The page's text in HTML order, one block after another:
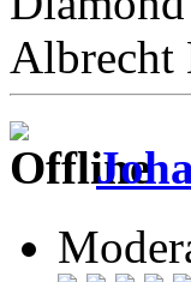
Albrecht